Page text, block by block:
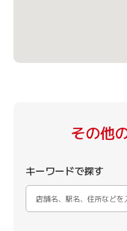
その他
キーワードで探す